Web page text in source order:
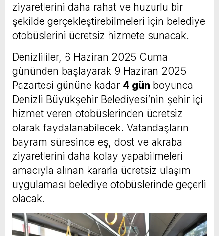
ziyaretlerini daha rahat ve huzurlu bir
şekilde gerçekleştirebilmeleri için belediye
otobüslerini ücretsiz hizmete sunacak.
Denizlililer, 6 Haziran 2025 Cuma
gününden başlayarak 9 Haziran 2025
Pazartesi gününe kadar 4 gün boyunca
Denizli Büyükşehir Belediyesi’nin şehir içi
hizmet veren otobüslerinden ücretsiz
olarak faydalanabilecek. Vatandaşların
bayram süresince eş, dost ve akraba
ziyaretlerini daha kolay yapabilmeleri
amacıyla alınan kararla ücretsiz ulaşım
uygulaması belediye otobüslerinde geçerli
olacak.